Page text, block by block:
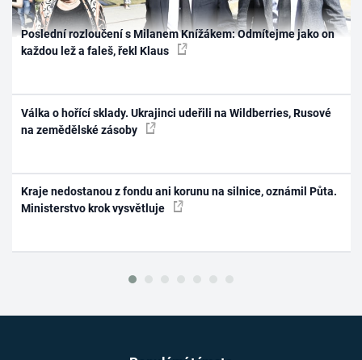
Poslední rozloučení s Milanem Knížákem: Odmítejme jako on
každou lež a faleš, řekl Klaus
Válka o hořící sklady. Ukrajinci udeřili na Wildberries, Rusové
na zemědělské zásoby
Kraje nedostanou z fondu ani korunu na silnice, oznámil Půta.
Ministerstvo krok vysvětluje